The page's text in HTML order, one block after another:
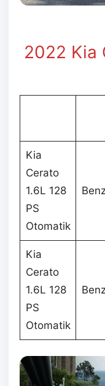
2022 Kia
Kia
Cerato
1.6L 128
PS
Otomatik
Kia
Cerato
1.6L 128
PS
Otomatik